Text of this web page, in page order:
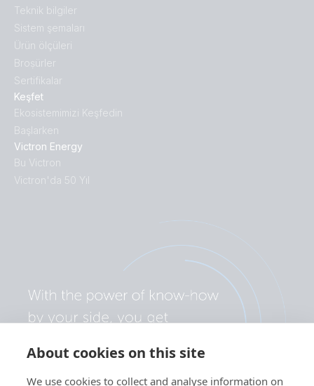
About cookies on this site
We use cookies to collect and analyse information on
Keşfet
Ekosistemimizi Keşfedin
Başlarken
Victron Energy
Bu Victron
Victron'da 50 Yıl
Teknik bilgiler
Sistem şemaları
Ürün ölçüleri
Broṣürler
Sertifikalar